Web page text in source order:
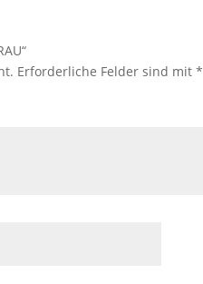
Erforderliche Felder sind mit*